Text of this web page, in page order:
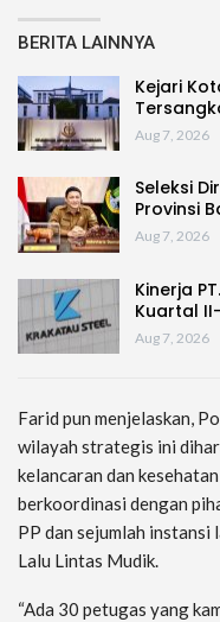
BERITA LAINNYA
Kejari
Aug 7, 2026
Seleksi
Provinsi
Aug 7, 2026
Kinerja
Kuartal
Aug 7, 2026
Farid pun menjelaskan,
wilayah strategis ini
kelancaran dan
berkoordinasi dengan
PP dan sejumlah instansi
Lalu Lintas Mudik.
“Ada 30 petugas yang